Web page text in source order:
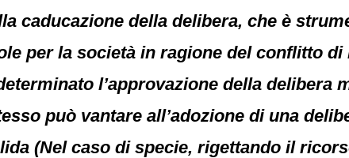
caducazione della delibera, che è
per la società in ragione del conflitto
l’approvazione della delibera
può vantare all’adozione di una
(Nel caso di specie, rigettando il